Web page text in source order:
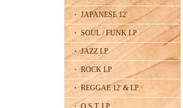
・ JAPANESE 12'
・ SOUL / FUNK LP
・ JAZZ LP
・ ROCK LP
・ REGGAE 12' & LP
・ O.S.T. LP